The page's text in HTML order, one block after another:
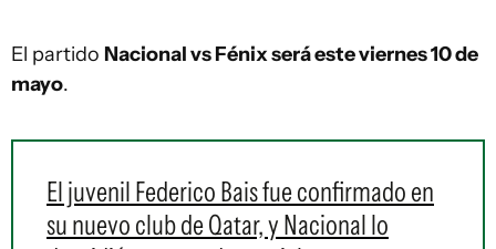
El partido Nacional vs Fénix será este viernes 10 de
mayo.
El juvenil Federico Bais fue confirmado en
su nuevo club de Qatar, y Nacional lo